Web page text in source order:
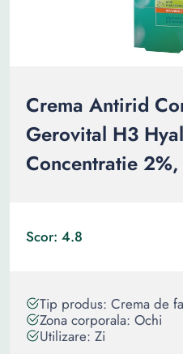
Crema Antirid
Gerovital H3
Concentratie
Scor: 4.8
Tip produs: Crema de
Zona corporala: Ochi
Utilizare: Zi